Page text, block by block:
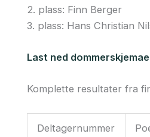
2. plass: Finn Berger
3. plass: Hans Christian
Last ned
Komplette resultater fra
Deltagernummer